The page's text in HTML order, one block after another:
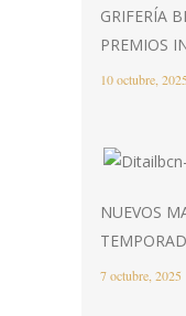
GRIFERÍA
PREMIOS
10 octubre, 2025
NUEVOS
7 octubre, 2025